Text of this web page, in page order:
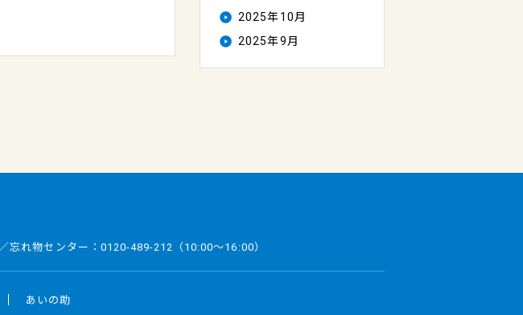
2025年10月
2025年9月
忘れ物センター： 0120-489-212 （10:00～16:00）
あいの助